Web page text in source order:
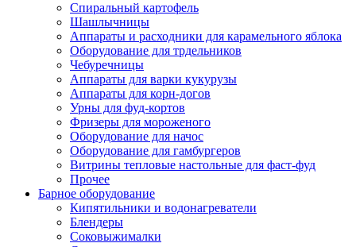
Спиральный картофель
Шашлычницы
Аппараты и расходники для карамельного яблока
Оборудование для трдельников
Чебуречницы
Аппараты для варки кукурузы
Аппараты для корн-догов
Урны для фуд-кортов
Фризеры для мороженого
Оборудование для начос
Оборудование для гамбургеров
Витрины тепловые настольные для фаст-фуд
Прочее
Барное оборудование
Кипятильники и водонагреватели
Блендеры
Соковыжималки